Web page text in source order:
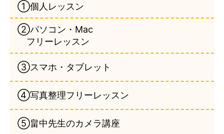
①個人レッスン
②パソコン・Mac
フリーレッスン
③スマホ・タブレット
④写真整理フリーレッスン
⑤畠中先生のカメラ講座